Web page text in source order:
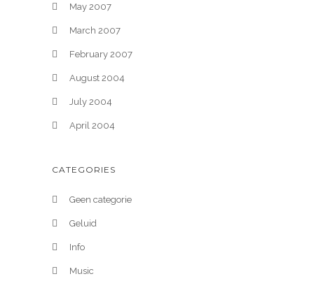
May 2007
March 2007
February 2007
August 2004
July 2004
April 2004
CATEGORIES
Geen categorie
Geluid
Info
Music